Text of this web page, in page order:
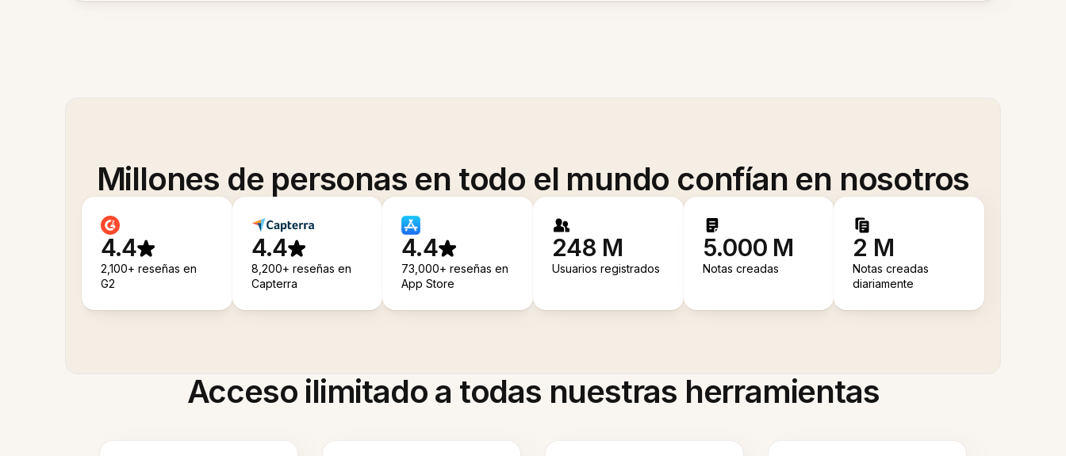
Millones de personas en todo el mundo confían en nosotros
4.4
2,100+ reseñas en
G2
4.4
8,200+ reseñas en
Capterra
4.4
73,000+ reseñas en
App Store
248 M
Usuarios registrados
5.000 M
Notas creadas
2 M
Notas creadas
diariamente
Acceso ilimitado a todas nuestras herramientas